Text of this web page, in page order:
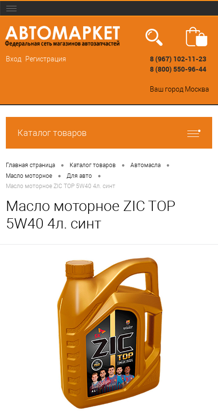
Вход Регистрация
8 (967) 102-11-23
8 (800) 550-96-44
Ваш город Москва
Каталог товаров
Главная страница • Каталог товаров • Автомасла •
Масло моторное • Для авто •
Масло моторное ZIC TOP 5W40 4л. синт
Масло моторное ZIC TOP
5W40 4л. синт